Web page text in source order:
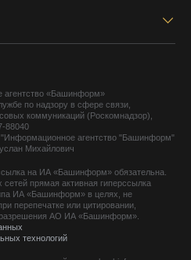
агентство «Башинформ»
по надзору в сфере связи,
коммуникаций (Роскомнадзор),
88040
агентство "Башинформ"
Михайлович
на ИА «Башинформ» обязательна.
прямая активная гиперссылка
ИА «Башинформ» в целях, не
перепечатке или цитировании,
разрешения АО ИА «Башинформ».
технологий